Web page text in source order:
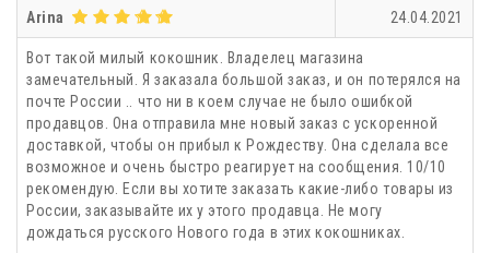
Arina 24.04.2021
Вот такой милый кокошник. Владелец магазина
замечательный. Я заказала большой заказ, и он потерялся на
почте России .. что ни в коем случае не было ошибкой
продавцов. Она отправила мне новый заказ с ускоренной
доставкой, чтобы он прибыл к Рождеству. Она сделала все
возможное и очень быстро реагирует на сообщения. 10/10
рекомендую. Если вы хотите заказать какие-либо товары из
России, заказывайте их у этого продавца. Не могу
дождаться русского Нового года в этих кокошниках.